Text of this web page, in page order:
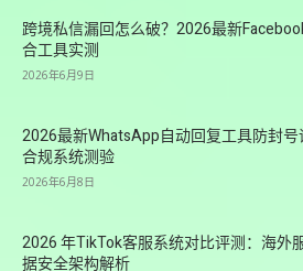
跨境私信漏回怎么破？2026最新
合工具实测
2026年6月9日
2026最新WhatsApp自动回复工具防封
合规系统测验
2026年6月8日
2026 年TikTok客服系统对比评测：海外
据安全架构解析